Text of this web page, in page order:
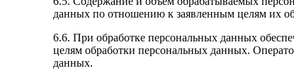
данных по отношению к заявленным целям их
6.6. При обработке персональных данных
целям обработки персональных данных.
данных.